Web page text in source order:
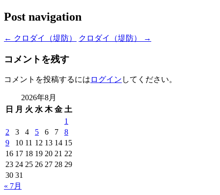
Post navigation
← クロダイ（堤防） クロダイ（堤防） →
コメントを残す
コメントを投稿するには ログイン してください。
2026年8月
日 月 火 水 木 金 土
1
2
3 4 5 6 7
8
9
10 11 12 13 14 15
16 17 18 19 20 21 22
23 24 25 26 27 28 29
30 31
« 7月